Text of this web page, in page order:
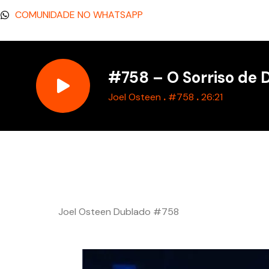
COMUNIDADE NO WHATSAPP
#758 – O Sorriso de
Joel Osteen . #758 .26:21
Joel Osteen Dublado #758